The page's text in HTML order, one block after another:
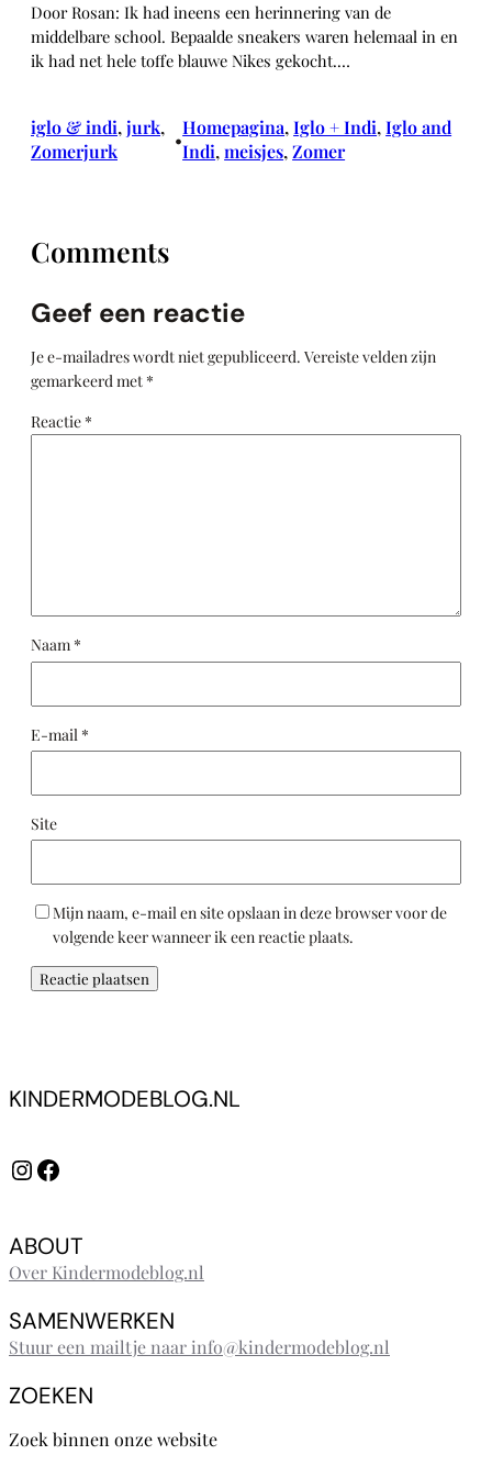
Door Rosan: Ik had ineens een herinnering van de
middelbare school. Bepaalde sneakers waren helemaal in en
ik had net hele toffe blauwe Nikes gekocht.…
iglo & indi, jurk
Zomerjurk
•
Homepagina, Iglo + Indi, Iglo and
Indi, meisjes, Zomer
Comments
Geef een reactie
Je e-mailadres wordt niet gepubliceerd. Vereiste velden zijn
gemarkeerd met *
Reactie *
Naam *
E-mail *
Site
Mijn naam, e-mail en site opslaan in deze browser voor de
volgende keer wanneer ik een reactie plaats.
KINDERMODEBLOG.NL
InstagramFacebook
ABOUT
Over Kindermodeblog.nl
SAMENWERKEN
Stuur een mailtje naar info@kindermodeblog.nl
ZOEKEN
Zoek binnen onze website